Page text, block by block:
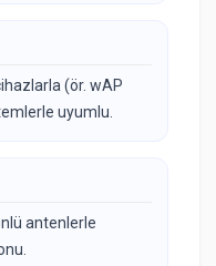
(ör. wAP
uyumlu.
antenlerle